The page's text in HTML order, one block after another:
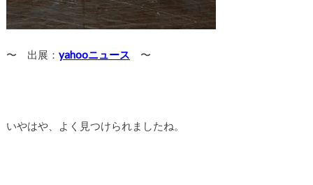
〜 出展： yahooニュース 〜
いやはや、よく見つけられましたね。